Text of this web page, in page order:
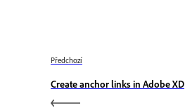
Předchozí
Create anchor links in Adobe XD